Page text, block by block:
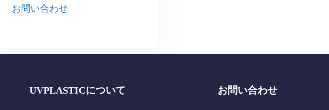
お問い合わせ
UVPLASTICについて お問い合わせ